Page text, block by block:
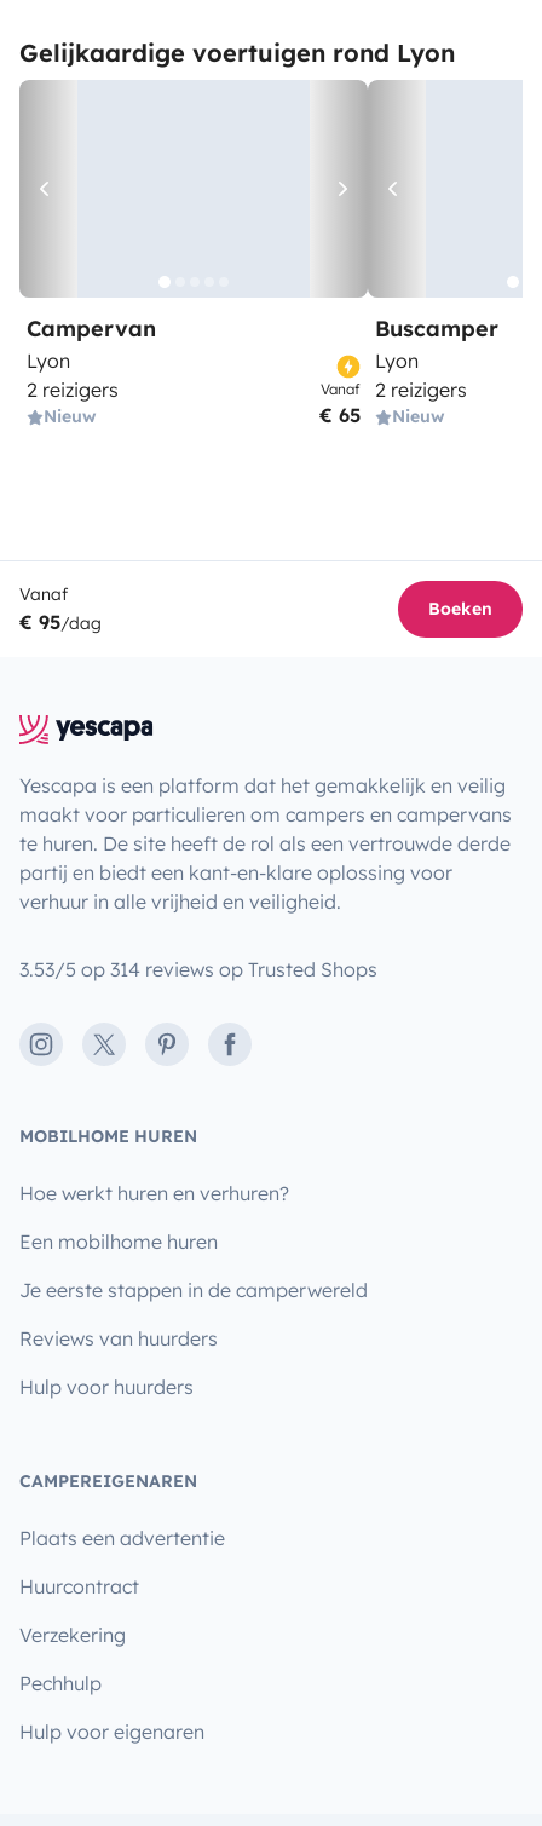
Gelijkaardige voertuigen rond Lyon
Campervan
Lyon
2 reizigers
Nieuw
Vanaf
€ 65
Buscamper
Lyon
2 reizigers
Nieuw
Vanaf
€ 95/dag
Boeken
Yescapa is een platform dat het gemakkelijk en veilig
maakt voor particulieren om campers en campervans
te huren. De site heeft de rol als een vertrouwde derde
partij en biedt een kant-en-klare oplossing voor
verhuur in alle vrijheid en veiligheid.
3.53/5 op 314 reviews op Trusted Shops
Instagram
X PinterestFacebook
MOBILHOME HUREN
Hoe werkt huren en verhuren?
Een mobilhome huren
Je eerste stappen in de camperwereld
Reviews van huurders
Hulp voor huurders
CAMPEREIGENAREN
Plaats een advertentie
Huurcontract
Verzekering
Pechhulp
Hulp voor eigenaren